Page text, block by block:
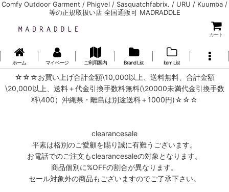
Comfy Outdoor Garment / Phigvel / Sasquatchfabrix. / URU / Kuumba /
等の正規取扱い店 全国通販可 MADRADDLE
カート
ホーム マイページ ご利用案内 Brand List item List
☆☆☆お買い上げ合計金額\10,000以上、送料無料、合計金額
\20,000以上、送料＋代金引換手数料無料(\20000未満代金引換手数
料\400）沖縄県・離島は別途送料＋1000円)☆☆☆
clearancesale
平素は格別のご愛顧を賜り誠に有難うございます。
お電話でのご注文もclearancesaleの対象となります。
商品個別に%OFFの割合が異なります。
セール対象外の商品もございますのでご了承下さい。